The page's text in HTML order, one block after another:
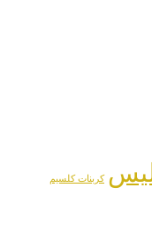
کربنات کلسیم